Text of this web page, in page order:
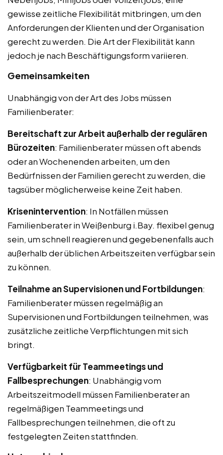
gewisse zeitliche Flexibilität mitbringen, um den
Anforderungen der Klienten und der Organisation
gerecht zu werden. Die Art der Flexibilität kann
jedoch je nach Beschäftigungsform variieren.
Gemeinsamkeiten
Unabhängig von der Art des Jobs müssen
Familienberater:
Bereitschaft zur Arbeit außerhalb der regulären
Bürozeiten: Familienberater müssen oft abends
oder an Wochenenden arbeiten, um den
Bedürfnissen der Familien gerecht zu werden, die
tagsüber möglicherweise keine Zeit haben.
Krisenintervention: In Notfällen müssen
Familienberater in Weißenburg i.Bay. flexibel genug
sein, um schnell reagieren und gegebenenfalls auch
außerhalb der üblichen Arbeitszeiten verfügbar sein
zu können.
Teilnahme an Supervisionen und Fortbildungen:
Familienberater müssen regelmäßig an
Supervisionen und Fortbildungen teilnehmen, was
zusätzliche zeitliche Verpflichtungen mit sich
bringt.
Verfügbarkeit für Teammeetings und
Fallbesprechungen: Unabhängig vom
Arbeitszeitmodell müssen Familienberater an
regelmäßigen Teammeetings und
Fallbesprechungen teilnehmen, die oft zu
festgelegten Zeiten stattfinden.